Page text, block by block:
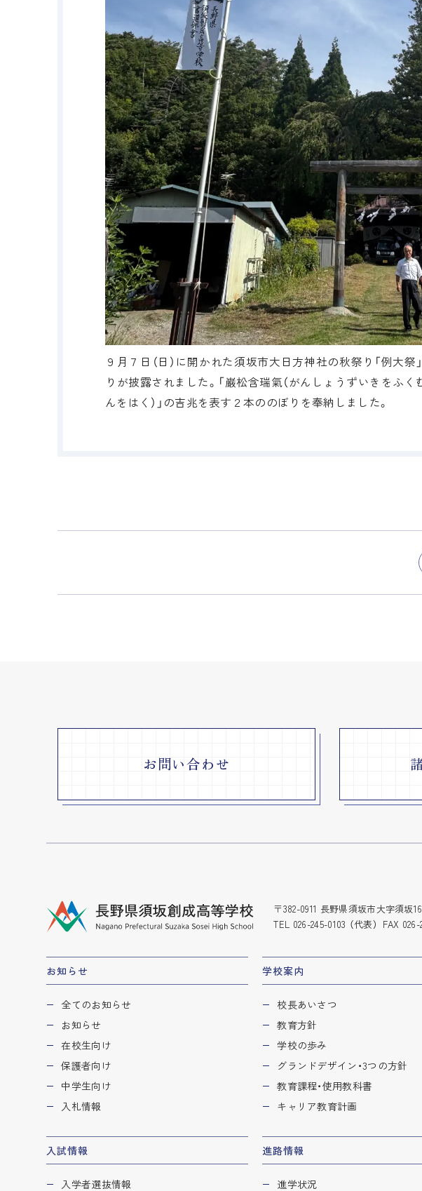
９月７日（日）に開かれた須坂市大日方神社の秋祭り「例大
りが披露されました。「巌松含瑞氣（がんしょうずいきをふく
んをはく）」の吉兆を表す２本ののぼりを奉納しました。
お問い合わせ
〒382-0911 長野県須坂市大字須坂
TEL 026-245-0103 （代表） FAX 026-
お知らせ
全てのお知らせ
お知らせ
在校生向け
保護者向け
中学生向け
入札情報
学校案内
校長あいさつ
教育方針
学校の歩み
グランドデザイン・3つの方針
教育課程・使用教科書
キャリア教育計画
入試情報
入学者選抜情報
進路情報
進学状況